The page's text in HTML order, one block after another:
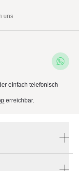
uns
einfach telefonisch
erreichbar.